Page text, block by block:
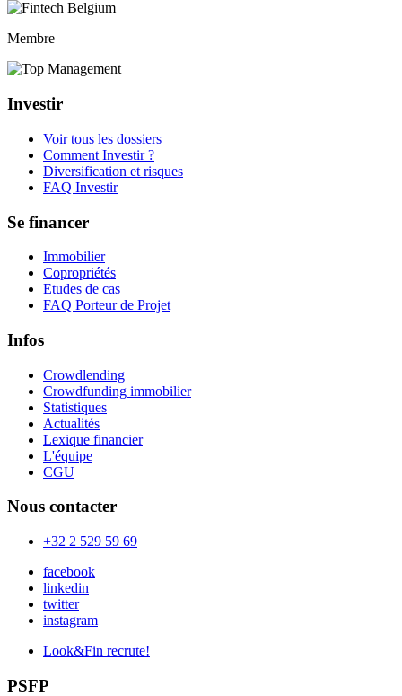
Membre
Investir
Voir tous les dossiers
Comment Investir ?
Diversification et risques
FAQ Investir
Se financer
Immobilier
Copropriétés
Etudes de cas
FAQ Porteur de Projet
Infos
Crowdlending
Crowdfunding immobilier
Statistiques
Actualités
Lexique financier
L'équipe
CGU
Nous contacter
+32 2 529 59 69
facebook
linkedin
twitter
instagram
Look&Fin recrute!
PSFP